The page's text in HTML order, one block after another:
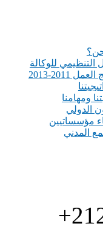
التنظيمي للوكالة
2011-2013
ومهامنا
الدولي
مؤسساتيين
المدني
هاتف : 90/88 32 94 39 212+ فاكس : 11 19 94 39 212+